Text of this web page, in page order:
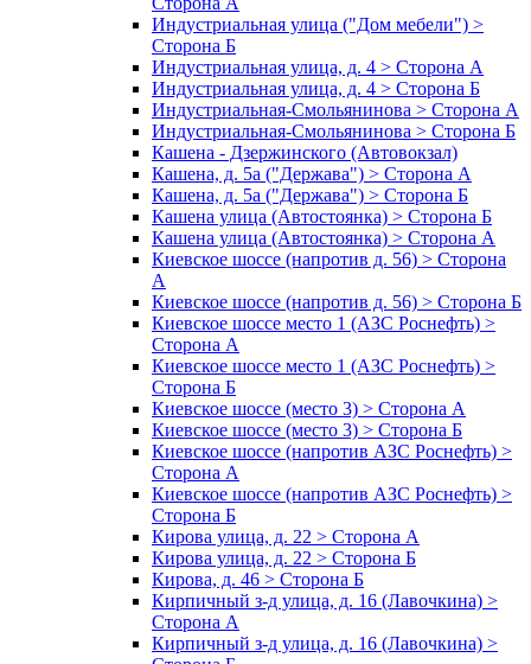
Индустриальная улица ("Дом мебели") >
Сторона Б
Индустриальная улица, д. 4 > Сторона А
Индустриальная улица, д. 4 > Сторона Б
Индустриальная-Смольянинова > Сторона А
Индустриальная-Смольянинова > Сторона Б
Кашена - Дзержинского (Автовокзал)
Кашена, д. 5а ("Держава") > Сторона А
Кашена, д. 5а ("Держава") > Сторона Б
Кашена улица (Автостоянка) > Сторона Б
Кашена улица (Автостоянка) > Сторона А
Киевское шоссе (напротив д. 56) > Сторона
А
Киевское шоссе (напротив д. 56) > Сторона Б
Киевское шоссе место 1 (АЗС Роснефть) >
Сторона А
Киевское шоссе место 1 (АЗС Роснефть) >
Сторона Б
Киевское шоссе (место 3) > Сторона А
Киевское шоссе (место 3) > Сторона Б
Киевское шоссе (напротив АЗС Роснефть) >
Сторона А
Киевское шоссе (напротив АЗС Роснефть) >
Сторона Б
Кирова улица, д. 22 > Сторона А
Кирова улица, д. 22 > Сторона Б
Кирова, д. 46 > Сторона Б
Кирпичный з-д улица, д. 16 (Лавочкина) >
Сторона А
Кирпичный з-д улица, д. 16 (Лавочкина) >